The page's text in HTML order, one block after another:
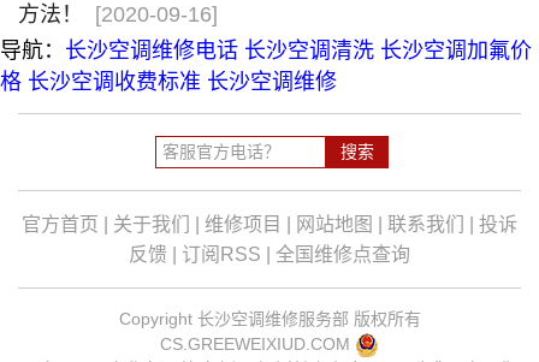
方法！
[2020-09-16]
导航： 长沙空调维修电话 长沙空调清洗 长沙空调加氟价
格 长沙空调收费标准 长沙空调维修
官方首页 关于我们 维修项目 网站地图 联系我们
投诉
反馈
订阅RSS 全国维修点查询
Copyright 长沙空调维修服务部 版权所有
CS.GREEWEIXIUD.COM